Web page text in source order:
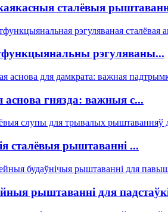
сталёвыя
рэгуляваны...
аснова гнязда: важныя с...
сталёвыя рыштаванні ...
рыштаванні для